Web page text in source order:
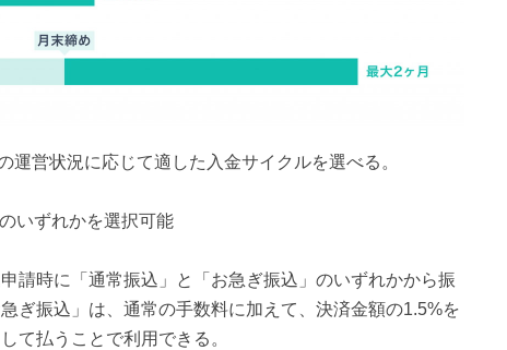
運営状況に応じて適した入金サイクルを選べる。
いずれかを選択可能
請時に「通常振込」と「お急ぎ振込」のいずれかから振
ぎ振込」は、通常の手数料に加えて、決済金額の1.5%を
て払うことで利用できる。